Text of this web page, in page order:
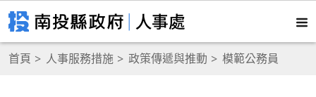
首頁 人事服務措施 政策傳遞與推動 模範公務員